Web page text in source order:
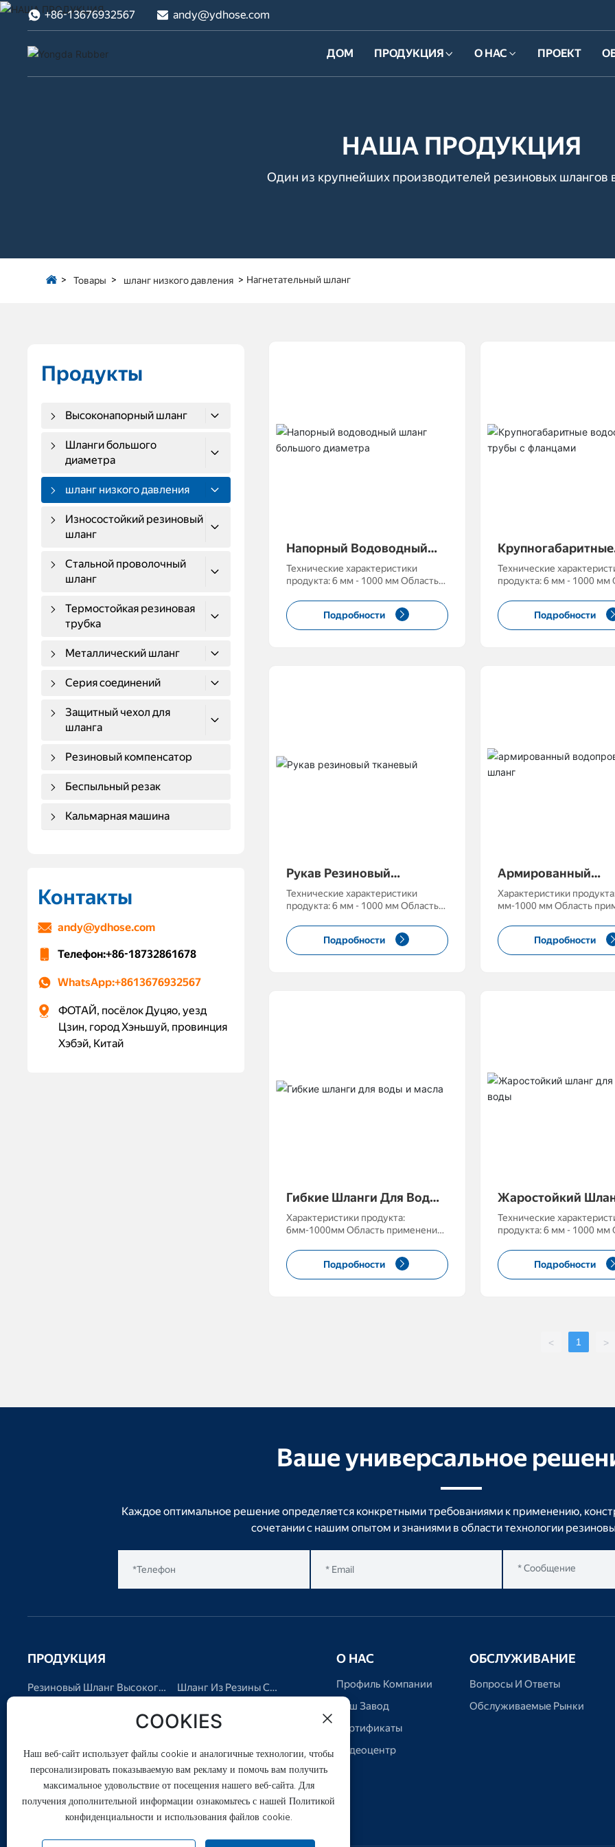
+86-13676932567 andy@ydhose.com
ДОМ ПРОДУКЦИЯ О НАС ПРОЕКТ
НАША ПРОДУКЦИЯ
Один из крупнейших производителей резиновых шлангов
Товары шланг низкого давления Нагнетательный шланг
Продукты
Высоконапорный шланг
Шланги большого
диаметра
шланг низкого давления
Износостойкий резиновый
шланг
Стальной проволочный
шланг
Термостойкая резиновая
трубка
Металлический шланг
Серия соединений
Защитный чехол для
шланга
Резиновый компенсатор
Беспыльный резак
Кальмарная машина
Контакты
andy@ydhose.com
Телефон:+86-18732861678
WhatsApp:+8613676932567
ФОТАЙ, посёлок Дуцяо, уезд
Цзин, город Хэньшуй, провинция
Хэбэй, Китай
Напорный Водоводный
Шланг Большого
Диаметра
Технические характеристики
продукта: 6 мм - 1000 мм Область
нефтепроводы, всасывание, изгиб
Размер длины: может быть
изготовлен по требованиям
Подробности
Крупногабаритные
Водоотводные
Фланцами
Технические
продукта: 6 мм - 1000 мм Область
нефтепроводы,
Размер длины: может
изготовлен по
Подробности
Рукав Резиновый
Тканевый
Технические характеристики
продукта: 6 мм - 1000 мм Область
нефтепроводы, всасывание, изгиб
Размер длины: может быть
изготовлен по индивидуальному
Подробности
Армированный
Водопроводный
Характеристики
мм-1000 мм Область применения:
всасывание, изгиб Размер длины:
может быть изготовлен на
соответствии с
Подробности
Гибкие Шланги Для Воды
И Масла
Характеристики продукта:
6мм-1000мм Область применения:
всасывание, изгиб Размеры длины:
может быть изготовлена на заказ в
соответствии с инженерными
Подробности
Жаростойкий
Подачи Воды
Технические
продукта: 6 мм - 1000 мм Область
нефтепроводы,
Размер длины: может
изготовлен по
Подробности
< 1 >
Ваше универсальное
Каждое оптимальное решение определяется конкретными требованиями к применению,
сочетании с нашим опытом и знаниями в области технологии
ПРОДУКЦИЯ
Резиновый Шланг Высокого
Шланг Из Резины С
Шланг Из Износостойкой
Стальная Проволока
Резиновый Шланг
Резины
Резинового Шланга
Резиновый Гибкий
Соединитель
О НАС
Профиль Компании
Наш Завод
Сертификаты
Видеоцентр
ОБСЛУЖИВАНИЕ
Вопросы И Ответы
Обслуживаемые Рынки
COOKIES
Наш веб-сайт использует файлы cookie и аналогичные технологии, чтобы
персонализировать показываемую вам рекламу и помочь вам получить
максимальное удовольствие от посещения нашего веб-сайта. Для
получения дополнительной информации ознакомьтесь с нашей Политикой
конфиденциальности и использования файлов cookie.